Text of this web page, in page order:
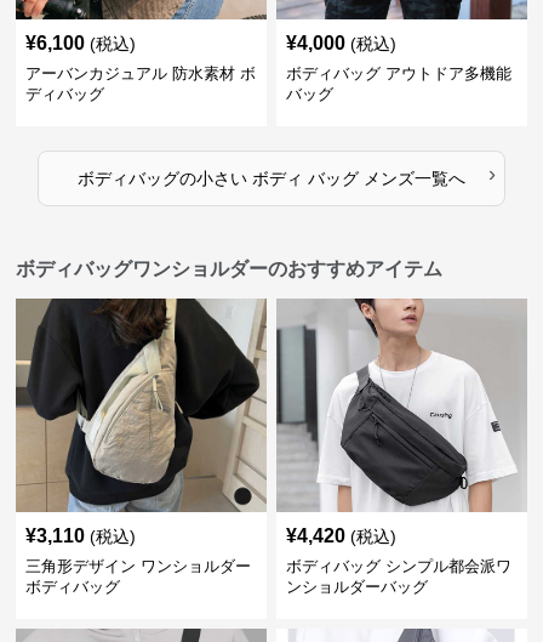
¥6,100 (税込)
アーバンカジュアル 防水素材 ボ
ディバッグ
¥4,000 (税込)
ボディバッグ アウトドア多機能
バッグ
ボディバッグの小さい ボディ バッグ メンズ一覧へ ›
ボディバッグワンショルダーのおすすめアイテム
¥3,110 (税込)
三角形デザイン ワンショルダー
ボディバッグ
¥4,420 (税込)
ボディバッグ シンプル都会派ワ
ンショルダーバッグ